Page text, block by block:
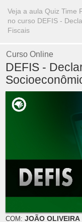
Veja a aula Quiz Time
no curso DEFIS -
Fiscais
Curso Online
DEFIS -
COM: JOÃO OLIVEIRA